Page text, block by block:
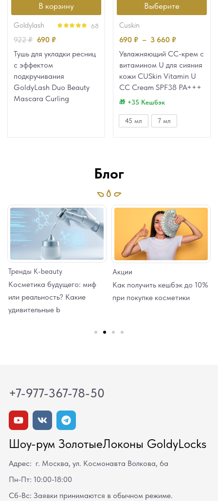
В корзину
goldylash 68
922₽ 690 ₽
Тушь для укладки ресниц
с эффектом
подкручивания
GoldyLash Duo Beauty
Mascara Curling
Выберите
cuskin
690 ₽ – 3 660 ₽
Увлажняющий CC-крем с
витамином U для сияния
кожи CUSkin Vitamin U
CC Cream SPF38 PA+++
+35 Кешбэк
45 мл 7 мл
Блог
Тренды K-beauty
Косметика будущего: миф
или реальность? Какие
удивительные b
Акции
Как получить кешбэк до 10%
при покупке косметики
+7-977-367-78-50
Шоу-рум ЗолотыеЛоконы GoldyLocks
Адрес: г. Москва, ул. Космонавта Волкова, 6а
Пн-Пт: 10:00-18:00
Сб-Вс: Заявки принимаются в обычном режиме.